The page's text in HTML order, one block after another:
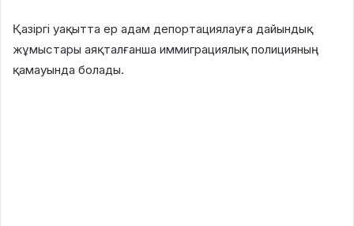
Қазіргі уақытта ер адам депортациялауға дайындық
жұмыстары аяқталғанша иммиграциялық полицияның
қамауында болады.